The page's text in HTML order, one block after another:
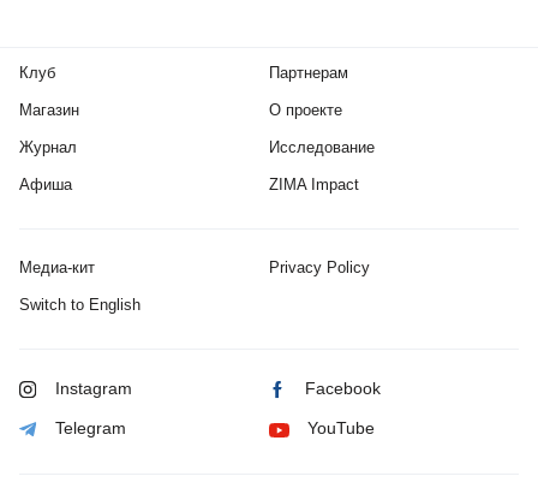
Клуб
Магазин
Журнал
Афиша
Партнерам
О проекте
Исследование
ZIMA Impact
Медиа-кит Privacy Policy
Switch to English
Instagram Facebook
Telegram YouTube